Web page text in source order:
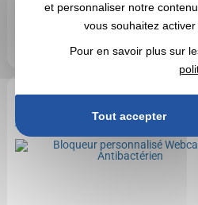
Marquage non compris
: 729 123 articles
DEVIS EXPRESS
Antibactérien
et personnaliser notre
vous souhaitez
Pour en savoir plus sur
Tout accepter